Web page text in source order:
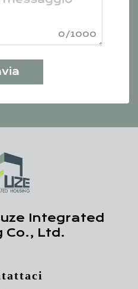
0/1000
Integrated
Co., Ltd.